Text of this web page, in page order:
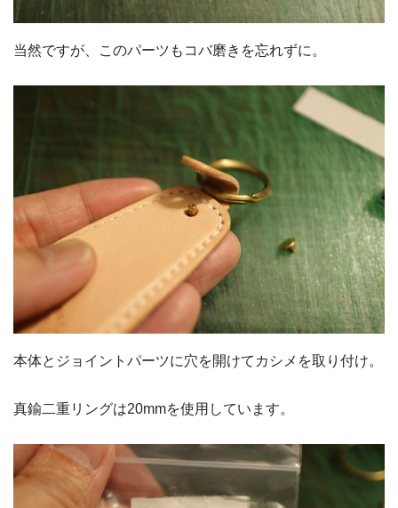
当然ですが、このパーツもコバ磨きを忘れずに。
本体とジョイントパーツに穴を開けてカシメを取り付け。
真鍮二重リングは20mmを使用しています。